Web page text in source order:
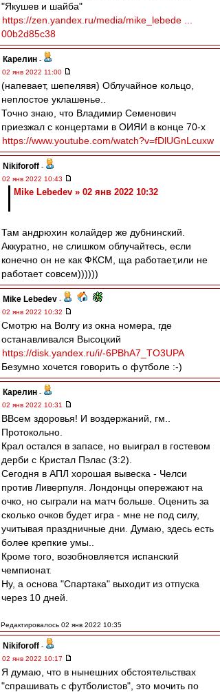
"Якушев и шайба"
https://zen.yandex.ru/media/mike_lebede ...
00b2d85c38
Карелин -
02 янв 2022 11:00
(напевает, шепелявя) Облучайное кольцо,
неплостое уклашенье..
Точно знаю, что Владимир Семенович
приезжал с концертами в ОИЯИ в конце 70-х
https://www.youtube.com/watch?v=fDlUGnLcuxw
Nikiforoff -
02 янв 2022 10:43
Mike Lebedev » 02 янв 2022 10:32
Там андрюхин колайдер же дубнинский.
Аккуратно, не слишком облучайтесь, если
конечно он не как ФКСМ, ща работает,или не
работает совсем))))))
Mike Lebedev -
02 янв 2022 10:32
Смотрю на Волгу из окна номера, где
останавливался Высоцкий
https://disk.yandex.ru/i/-6PBhA7_TO3UPA
Безумно хочется говорить о футболе :-)
Карелин -
02 янв 2022 10:31
ВВсем здоровья! И воздержаний, гм..
Протокольно.
Крал остался в запасе, но выиграл в гостевом
дерби с Кристал Пэлас (3:2).
Сегодня в АПЛ хорошая вывеска - Челси
против Ливерпуля. Лондонцы опережают на
очко, но сыграли на матч больше. Оценить за
сколько очков будет игра - мне не под силу,
учитывая праздничные дни. Думаю, здесь есть
более крепкие умы..
Кроме того, возобновляется испанский
чемпионат.
Ну, а основа "Спартака" выходит из отпуска
через 10 дней.
Редактировалось 02 янв 2022 10:35
Nikiforoff -
02 янв 2022 10:17
Я думаю, что в нынешних обстоятельствах
"спрашивать с футболистов", это мочить по